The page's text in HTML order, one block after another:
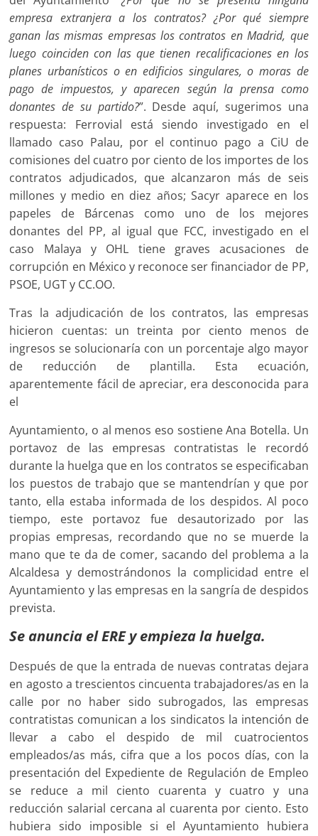
empresa extranjera a los contratos? ¿Por qué siempre
ganan las mismas empresas los contratos en Madrid, que
luego coinciden con las que tienen recalificacionesen los
planes urbanísticos o en edificios singulares, o moras de
pago de impuestos, y aparecen según la prensa como
donantes de su partido?”. Desde aquí, sugerimos una
respuesta: Ferrovial está siendo investigado en el
llamado caso Palau, por el continuo pago a CiU de
comisiones del cuatro por ciento de los importes de los
contratos adjudicados, que alcanzaron más de seis
millones y medio en diez años; Sacyr aparece en los
papeles de Bárcenas como uno de los mejores
donantes del PP, al igual que FCC, investigado en el
caso Malaya y OHL tiene graves acusaciones de
corrupción en México y reconoce ser financiador de PP,
PSOE, UGT y CC.OO.
Tras la adjudicación de los contratos, las empresas
hicieron cuentas: un treinta por ciento menos de
ingresos se solucionaría con un porcentaje algo mayor
de reducción de plantilla. Esta ecuación,
aparentemente fácil de apreciar, era desconocida para
el
Ayuntamiento, o al menos eso sostiene Ana Botella. Un
portavoz de las empresas contratistas le recordó
durante la huelga que en los contratos se especificaban
los puestos de trabajo que se mantendrían y que por
tanto, ella estaba informada de los despidos. Al poco
tiempo, este portavoz fue desautorizado por las
propias empresas, recordando que no se muerde la
mano que te da de comer, sacando del problema a la
Alcaldesa y demostrándonos la complicidad entre el
Ayuntamiento y las empresas en la sangría de despidos
prevista.
Se anuncia el ERE y empieza la huelga.
Después de que la entrada de nuevas contratas dejara
en agosto a trescientos cincuenta trabajadores/as en la
calle por no haber sido subrogados, las empresas
contratistas comunican a los sindicatos la intención de
llevar a cabo el despido de mil cuatrocientos
empleados/as más, cifra que a los pocos días, con la
presentación del Expediente de Regulación de Empleo
se reduce a mil ciento cuarenta y cuatro y una
reducción salarial cercana al cuarenta por ciento. Esto
hubiera sido imposible si el Ayuntamiento hubiera